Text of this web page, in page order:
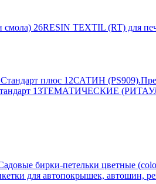
смола) 26RESIN TEXTIL (RT) для
плюс 12САТИН
13ТЕМАТИЧЕСКИЕ
бирки-петельки цветные
для автопокрышек, автошин,